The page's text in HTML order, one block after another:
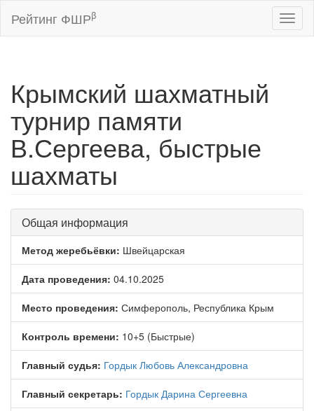
Рейтинг ФШРβ
Крымский шахматный
турнир памяти
В.Сергеева, быстрые
шахматы
Общая информация
Метод жеребьёвки: Швейцарская
Дата проведения: 04.10.2025
Место проведения: Симферополь, Республика Крым
Контроль времени: 10+5 (Быстрые)
Главный судья: Гордык Любовь Александровна
Главный секретарь: Гордык Дарина Сергеевна